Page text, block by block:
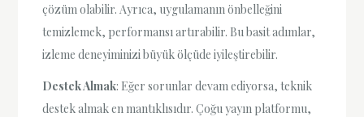
çözüm olabilir. Ayrıca, uygulamanın önbelleğini
temizlemek, performansı artırabilir. Bu basit adımlar,
izleme deneyiminizi büyük ölçüde iyileştirebilir.
Destek Almak: Eğer sorunlar devam ediyorsa, teknik
destek almak en mantıklısıdır. Çoğu yayın platformu,